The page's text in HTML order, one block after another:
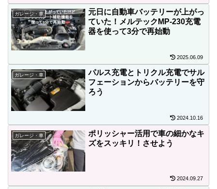
ガレージ・車
元日に自動車バッテリーが上がっ
ていた！メルテックMP-230充電
器を使って3分で再始動
2025.06.09
ガレージ・車
パルス充電とトリクル充電でサル
フェーションからバッテリーを守
ろう
2024.10.16
ガレージ・車
ポリッシャー活用で車の細かなキ
ズをスッキリ！させよう
2024.09.27